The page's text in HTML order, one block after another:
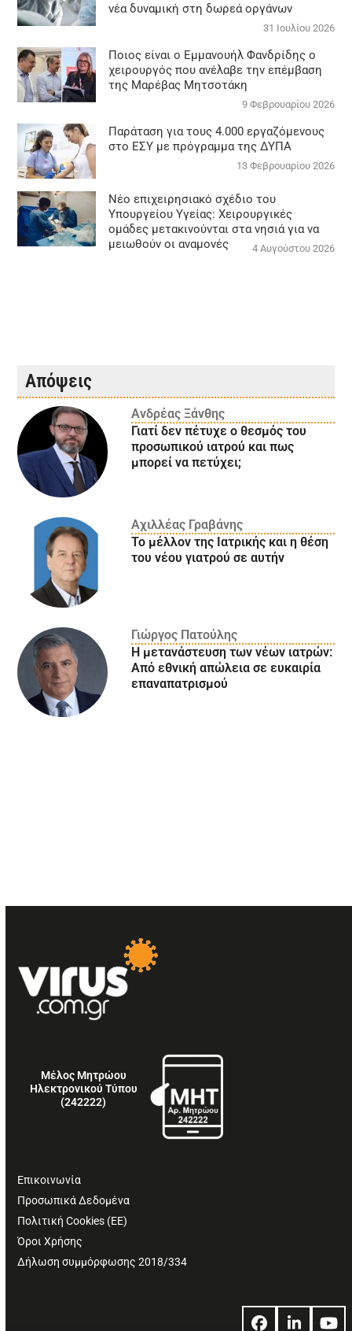
νέα δυναμική στη δωρεά οργάνων
31 Ιουλίου 2026
Ποιος είναι ο Εμμανουήλ Φανδρίδης ο
χειρουργός που ανέλαβε την επέμβαση
της Μαρέβας Μητσοτάκη
9 Φεβρουαρίου 2026
Παράταση για τους 4.000 εργαζόμενους
στο ΕΣΥ με πρόγραμμα της ΔΥΠΑ
13 Φεβρουαρίου 2026
Νέο επιχειρησιακό σχέδιο του
Υπουργείου Υγείας: Χειρουργικές
ομάδες μετακινούνται στα νησιά για να
μειωθούν οι αναμονές
4 Αυγούστου 2026
Απόψεις
Ανδρέας Ξάνθης
Γιατί δεν πέτυχε ο θεσμός του
προσωπικού ιατρού και πως
μπορεί να πετύχει;
Αχιλλέας Γραβάνης
Το μέλλον της Ιατρικής και η θέση
του νέου γιατρού σε αυτήν
Γιώργος Πατούλης
Η μετανάστευση των νέων ιατρών:
Aπό εθνική απώλεια σε ευκαιρία
επαναπατρισμού
Μέλος Μητρώου
Ηλεκτρονικού Τύπου
(242222)
Επικοινωνία
Προσωπικά Δεδομένα
Πολιτική Cookies (ΕΕ)
Όροι Χρήσης
Δήλωση συμμόρφωσης 2018/334